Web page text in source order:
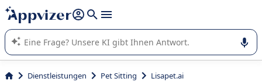
beantworten (mehrere Zeilen mit
Die KI von Appvizer führt Sie bei der Nutzung oder Auswahl
von SaaS-Software in Unternehmen.
Dienstleistungen Pet Sitting Lisapet.ai